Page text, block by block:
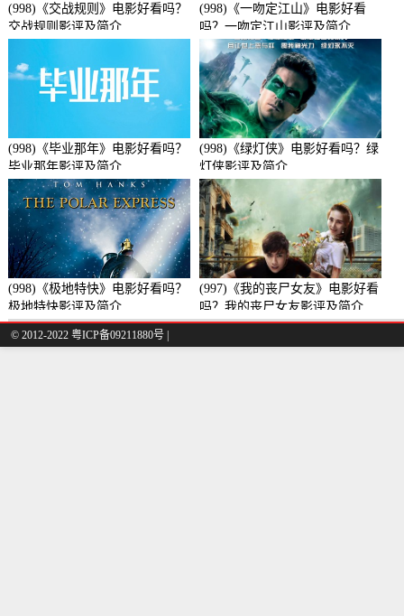
(998)《交战规则》电影好看吗？
交战规则影评及简介
(998)《一吻定江山》电影好看
吗？一吻定江山影评及简介
(998)《毕业那年》电影好看吗？
毕业那年影评及简介
(998)《绿灯侠》电影好看吗？绿
灯侠影评及简介
(998)《极地特快》电影好看吗？
极地特快影评及简介
(997)《我的丧尸女友》电影好看
吗？我的丧尸女友影评及简介
© 2012-2022 粤ICP备09211880号 |